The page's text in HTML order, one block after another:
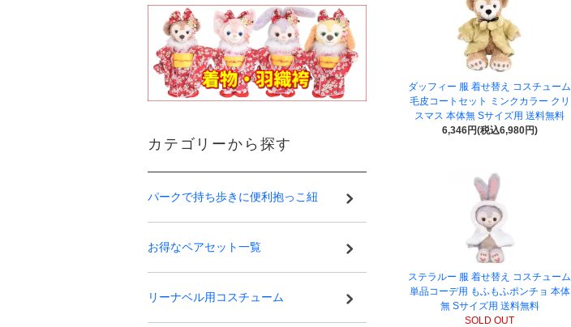
ダッフィー 服 着せ替え コスチューム
毛皮コートセット ミンクカラー クリ
スマス 本体無 Sサイズ用 送料無料
6,346円(税込6,980円)
ステラルー 服 着せ替え コスチューム
単品コーデ用 もふもふポンチョ 本体
無 Sサイズ用 送料無料
SOLD OUT
カテゴリーから探す
パークで持ち歩きに便利抱っこ紐
お得なペアセット一覧
リーナベル用コスチューム